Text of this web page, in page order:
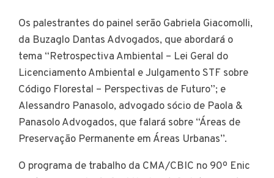
Os palestrantes do painel serão Gabriela Giacomolli,
da Buzaglo Dantas Advogados, que abordará o
tema “Retrospectiva Ambiental – Lei Geral do
Licenciamento Ambiental e Julgamento STF sobre
Código Florestal – Perspectivas de Futuro”; e
Alessandro Panasolo, advogado sócio de Paola &
Panasolo Advogados, que falará sobre “Áreas de
Preservação Permanente em Áreas Urbanas”.
O programa de trabalho da CMA/CBIC no 90º Enic